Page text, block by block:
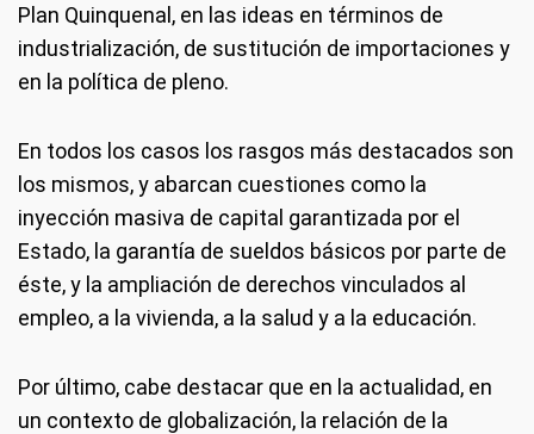
Plan Quinquenal, en las ideas en términos de
industrialización, de sustitución de importaciones y
en la política de pleno.
En todos los casos los rasgos más destacados son
los mismos, y abarcan cuestiones como la
inyección masiva de capital garantizada por el
Estado, la garantía de sueldos básicos por parte de
éste, y la ampliación de derechos vinculados al
empleo, a la vivienda, a la salud y a la educación.
Por último, cabe destacar que en la actualidad, en
un contexto de globalización, la relación de la